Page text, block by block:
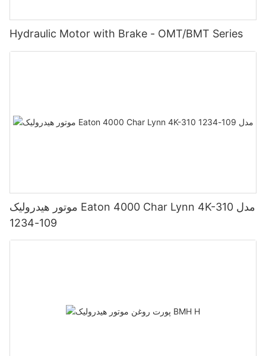
Hydraulic Motor with Brake - OMT/BMT Series
موتور هیدرولیک Eaton 4000 Char Lynn 4K-310 مدل
109-1234